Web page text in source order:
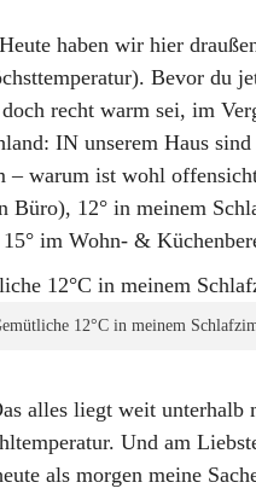
Heute haben wir hier
Bevor du
doch recht warm sei, im
IN unserem Haus sind
– warum ist wohl
Büro), 12° in meinem
15° im Wohn- &
12°C in meinem
alles liegt weit unterhalb
Und am
als morgen meine